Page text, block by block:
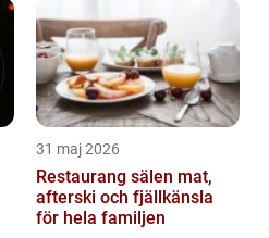
31 maj 2026
Restaurang sälen mat,
afterski och fjällkänsla
för hela familjen